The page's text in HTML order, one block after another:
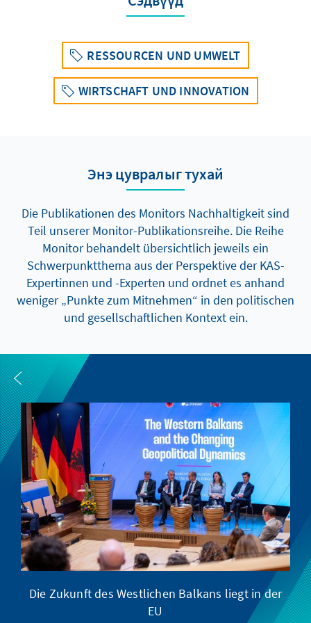
RESSOURCEN UND UMWELT
WIRTSCHAFT UND INNOVATION
Энэ цувралыг тухай
Die Publikationen des Monitors Nachhaltigkeit sind
Teil unserer Monitor-Publikationsreihe. Die Reihe
Monitor behandelt übersichtlich jeweils ein
Schwerpunktthema aus der Perspektive der KAS-
Expertinnen und -Experten und ordnet es anhand
weniger „Punkte zum Mitnehmen“ in den politischen
und gesellschaftlichen Kontext ein.
Die Zukunft des Westlichen Balkans liegt in der
EU